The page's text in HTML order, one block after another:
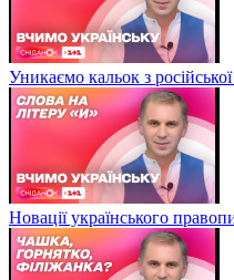
Уникаємо кальок з
Новації українського